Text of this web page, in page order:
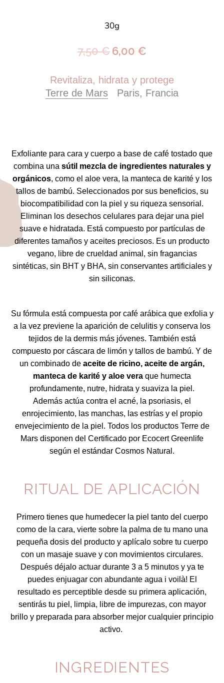
30g
7,50 €6,00 €
Revitaliza, hidrata y protege
Terre de Mars Paris, Francia
Exfoliante para cara y cuerpo a base de café tostado que
combina una sútil mezcla de ingredientes naturales y
orgánicos, como el aloe vera, la manteca de karité y los
tallos de bambú. Seleccionados por sus beneficios, su
biocompatibilidad con la piel y su riqueza sensorial.
Eliminan los desechos celulares para dejar una piel
suave e hidratada. Está compuesto por partículas de
diferentes tamaños y aceites preciosos. Es un producto
vegano, libre de crueldad animal, sin fragancias
sintéticas, sin BHT y BHA, sin conservantes artificiales y
sin siliconas.
Su fórmula está compuesta por café arábica que exfolia y
a la vez previene la aparición de celulitis y conserva los
tejidos de la dermis más jóvenes. También está
compuesto por cáscara de limón y tallos de bambú. Y de
un combinado de aceite de ricino, aceite de argán,
manteca de karité y aloe vera que humecta
profundamente, nutre, hidrata y suaviza la piel.
Además actúa contra el acné, la psoriasis, el
enrojecimiento, las manchas, las estrías y el propio
envejecimiento de la piel. Todos los productos Terre de
Mars disponen del Certificado por Ecocert Greenlife
según el estándar Cosmos Natural.
RITUAL DE APLICACIÓN
Primero tienes que humedecer la piel tanto del cuerpo
como de la cara, vierte sobre la palma de tu mano una
pequeña dosis del producto y aplícalo sobre tu cuerpo
con un masaje suave y con movimientos circulares.
Después déjalo actuar durante 3 a 5 minutos y ya te
puedes enjuagar con abundante agua i voilà! El
resultado es perceptible desde su primera aplicación,
sentirás tu piel, limpia, libre de impurezas, con mayor
brillo y preparada para absorber mejor cualquier principio
activo.
INGREDIENTES